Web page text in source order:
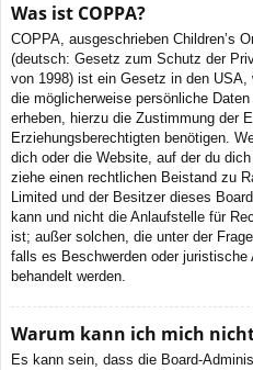
Was ist COPPA?
COPPA, ausgeschrieben Children’s
(deutsch: Gesetz zum Schutz der
von 1998) ist ein Gesetz in den
die möglicherweise persönliche
erheben, hierzu die Zustimmung der
Erziehungsberechtigten benötigen.
dich oder die Website, auf der du
ziehe einen rechtlichen Beistand zu
Limited und der Besitzer dieses
kann und nicht die Anlaufstelle für
ist; außer solchen, die unter der
falls es Beschwerden oder juristische
behandelt werden.
Warum kann ich mich
Es kann sein, dass die Board-